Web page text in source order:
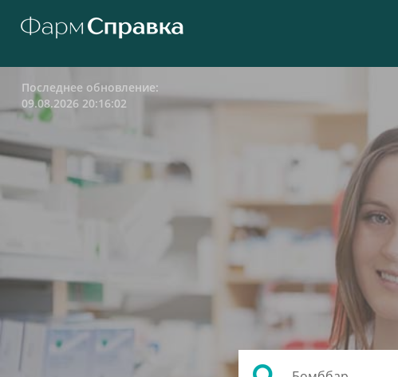
Последнее обновление:
09.08.2026 20:16:02